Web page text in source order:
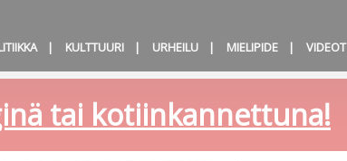
KULTTUURI URHEILU MIELIPIDE VIDEOT
tai kotiinkannettuna!